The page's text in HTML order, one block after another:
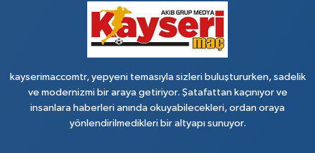
kayserimaccomtr, yepyeni temasıyla sizleri buluştururken, sadelik
ve modernizmi bir araya getiriyor. Şatafattan kaçınıyor ve
insanlara haberleri anında okuyabilecekleri, ordan oraya
yönlendirilmedikleri bir altyapı sunuyor.